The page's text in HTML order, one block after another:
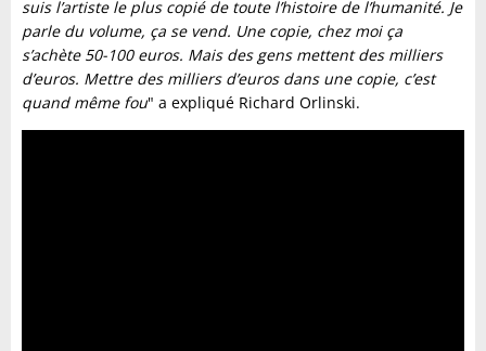
suis l’artiste le plus copié de toute l’histoire de l’humanité. Je
parle du volume, ça se vend. Une copie, chez moi ça
s’achète 50-100 euros. Mais des gens mettent des milliers
d’euros. Mettre des milliers d’euros dans une copie, c’est
quand même fou" a expliqué Richard Orlinski.